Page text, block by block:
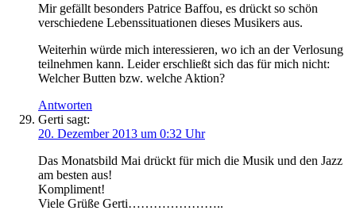
Mir gefällt besonders Patrice Baffou, es drückt so schön
verschiedene Lebenssituationen dieses Musikers aus.
Weiterhin würde mich interessieren, wo ich an der Verlosung
teilnehmen kann. Leider erschließt sich das für mich nicht:
Welcher Butten bzw. welche Aktion?
Antworten
Gerti sagt:
20. Dezember 2013 um 0:32 Uhr
Das Monatsbild Mai drückt für mich die Musik und den Jazz
am besten aus!
Kompliment!
Viele Grüße Gerti…………………..